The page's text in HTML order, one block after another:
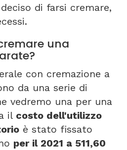
di farsi cremare,
una
con cremazione a
da una serie di
vedremo una per una
il costo dell'utilizzo
è stato fissato
per il 2021 a 511,60